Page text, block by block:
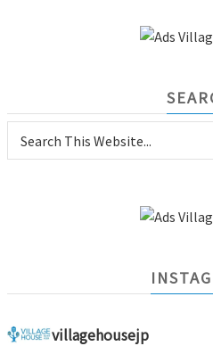
villagehousejp